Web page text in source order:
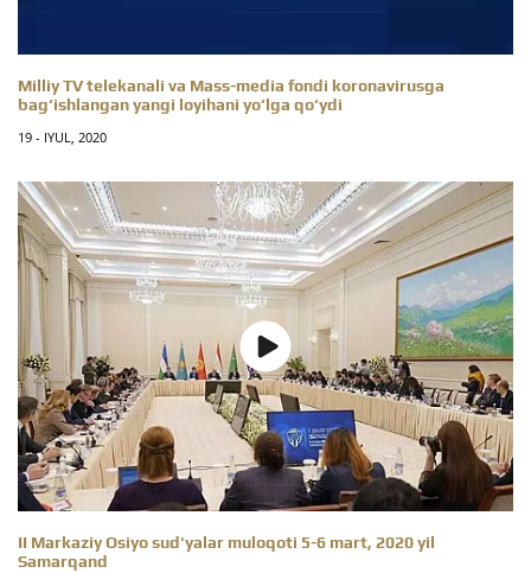
Milliy TV telekanali va Mass-media fondi koronavirusga
bag‘ishlangan yangi loyihani yo‘lga qo‘ydi
19 - IYUL, 2020
II Markaziy Osiyo sud'yalar muloqoti 5-6 mart, 2020 yil
Samarqand